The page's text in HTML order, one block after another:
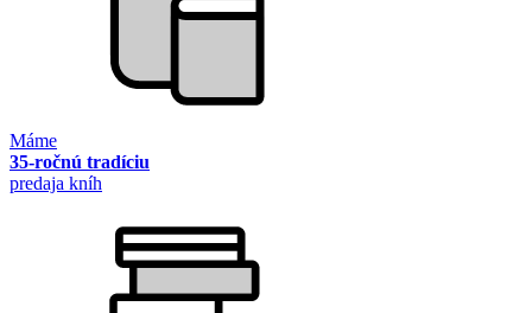
Máme
35-ročnú tradíciu
predaja kníh